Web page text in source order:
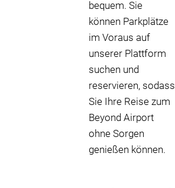
bequem. Sie
können Parkplätze
im Voraus auf
unserer Plattform
suchen und
reservieren, sodass
Sie Ihre Reise zum
Beyond Airport
ohne Sorgen
genießen können.